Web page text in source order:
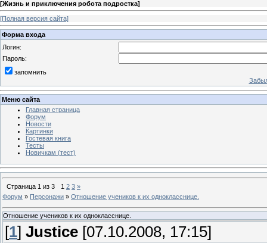
[Жизнь и приключения робота подростка]
[Полная версия сайта]
Форма входа
Логин:
Пароль:
запомнить
Меню сайта
Главная страница
Форум
Новости
Картинки
Гостевая книга
Тесты
Новичкам (тест)
Страница 1 из 3 1 2 3 »
Форум » Персонажи » Отношение учеников к их однокласснице.
Отношение учеников к их однокласснице.
[1] Justice [07.10.2008, 17:15]